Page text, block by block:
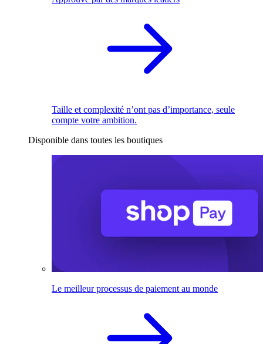
Taille et complexité n’ont pas d’importance, seule
compte votre ambition.
Disponible dans toutes les boutiques
Le meilleur processus de paiement au monde